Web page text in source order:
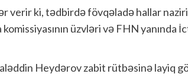
verir ki, tədbirdə fövqəladə hallar
üzvləri və FHN yanında
Heydərov zabit rütbəsinə layiq